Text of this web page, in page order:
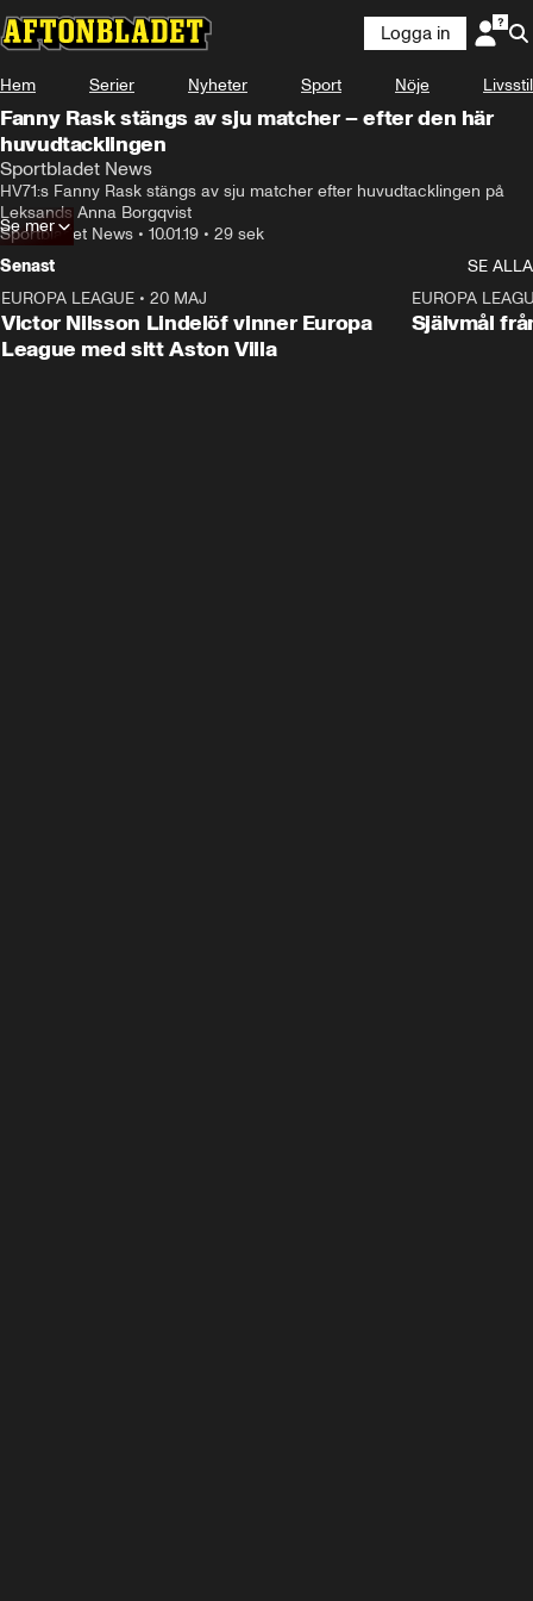
Logga in
Hem Serier Nyheter Sport Nöje Livsstil
Fanny Rask stängs av sju matcher – efter den här
huvudtacklingen
Sportbladet News
HV71:s Fanny Rask stängs av sju matcher efter huvudtacklingen på
Leksands Anna Borgqvist
Sportbladet News • 10.01.19 • 29 sek
Se mer
Senast
SE ALLA
EUROPA LEAGUE • 20 MAJ
Victor Nilsson Lindelöf vinner Europa
League med sitt Aston Villa
EUROPA
Självmål